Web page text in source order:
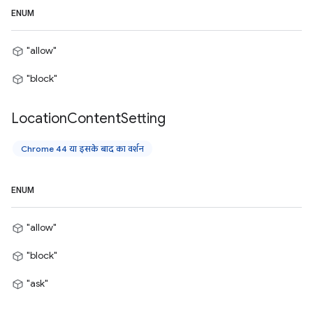
ENUM
"allow"
"block"
LocationContentSetting
Chrome 44 या इसके बाद का वर्शन
ENUM
"allow"
"block"
"ask"